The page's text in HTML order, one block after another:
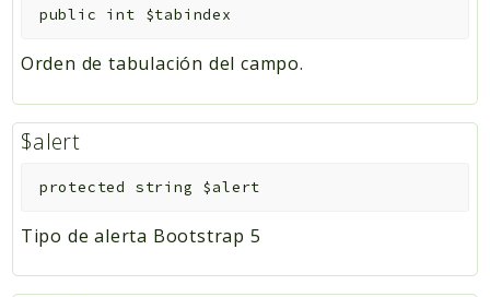
public int $tabindex
Orden de tabulación del campo.
$alert
protected string $alert
Tipo de alerta Bootstrap 5